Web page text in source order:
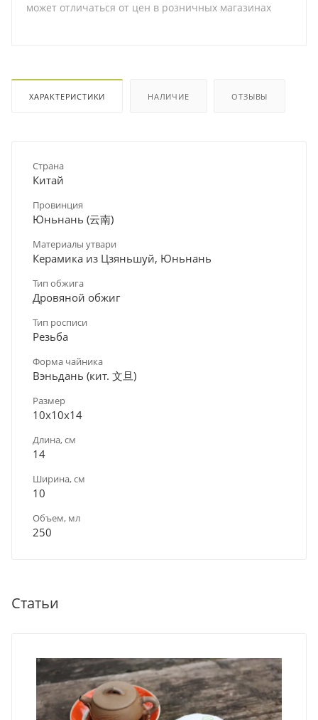
может отличаться от цен в розничных магазинах
ХАРАКТЕРИСТИКИ НАЛИЧИЕ ОТЗЫВЫ
Страна
Китай
Провинция
Юньнань (云南)
Материалы утвари
Керамика из Цзяньшуй, Юньнань
Тип обжига
Дровяной обжиг
Тип росписи
Резьба
Форма чайника
Вэньдань (кит. 文旦)
Размер
10х10х14
Длина, см
14
Ширина, см
10
Объем, мл
250
Статьи